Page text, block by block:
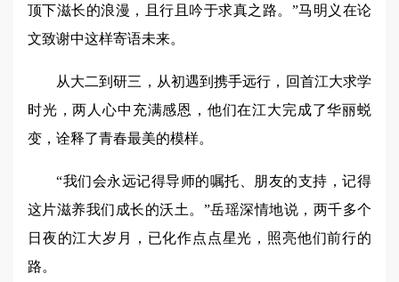
顶下滋长的浪漫，且行且吟于求真之路。”马明义在论
文致谢中这样寄语未来。
从大二到研三，从初遇到携手远行，回首江大求学
时光，两人心中充满感恩，他们在江大完成了华丽蜕
变，诠释了青春最美的模样。
“我们会永远记得导师的嘱托、朋友的支持，记得
这片滋养我们成长的沃土。”岳瑶深情地说，两千多个
日夜的江大岁月，已化作点点星光，照亮他们前行的
路。